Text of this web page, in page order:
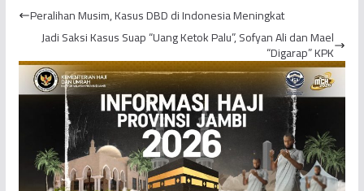
Jam...
Peralihan Musim, Kasus DBD di Indonesia Meningkat
Jadi Saksi Kasus Suap “Uang Ketok Palu”, Sofyan Ali dan Mael
“Digarap” KPK